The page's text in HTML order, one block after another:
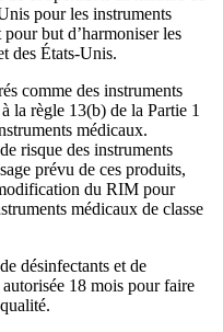
pour les instruments
but d’harmoniser les
des États-Unis.
comme des instruments
la règle 13(b) de la Partie 1
médicaux.
risque des instruments
prévu de ces produits,
du RIM pour
médicaux de classe
désinfectants et de
18 mois pour faire